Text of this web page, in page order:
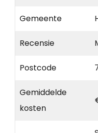
Gemeente
Recensie
Postcode
Gemiddelde
kosten